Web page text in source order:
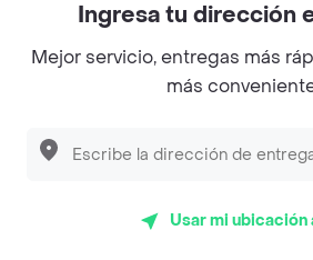
L´s Café
Mercari - Postres
Ingresa tu dirección
Mejor servicio, entregas más
más
Usar mi ubicación